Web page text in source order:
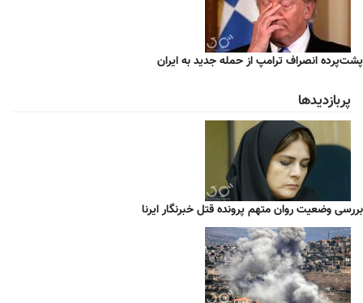
پشت‌پرده انصراف ترامپ از حمله جدید به ایران
پربازدیدها
بررسی وضعیت روان متهم پرونده قتل خبرنگار ایرنا